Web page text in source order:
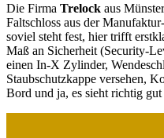
Die Firma Trelock aus
Faltschloss aus der
soviel steht fest, hier trifft
Maß an Sicherheit (Security-
einen In-X Zylinder,
Staubschutzkappe versehen,
Bord und ja, es sieht richtig gut